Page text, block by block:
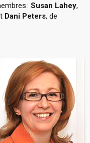
: Susan Lahey,
Dani Peters, de